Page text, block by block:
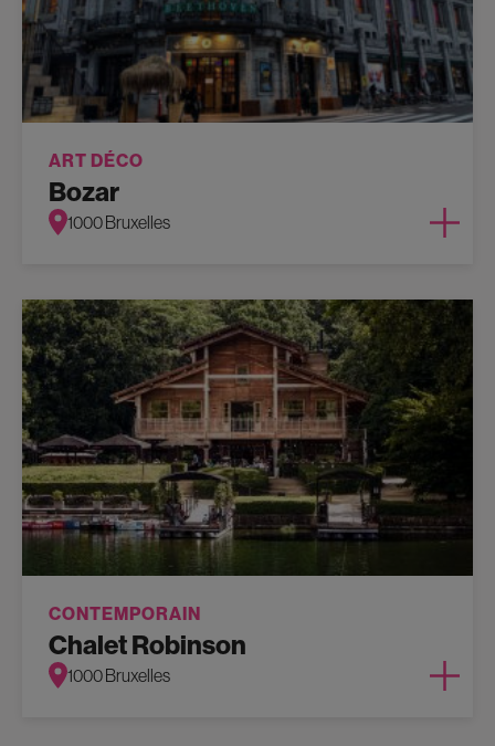
ART DÉCO
Bozar
1000 Bruxelles
CONTEMPORAIN
Chalet Robinson
1000 Bruxelles